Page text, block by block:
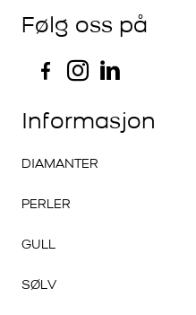
Følg oss på
Informasjon
DIAMANTER
PERLER
GULL
SØLV